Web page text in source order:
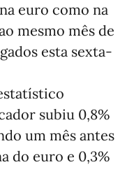
euro como na
mesmo mês de
esta sexta-
subiu 0,8%
um mês antes
do euro e 0,3%